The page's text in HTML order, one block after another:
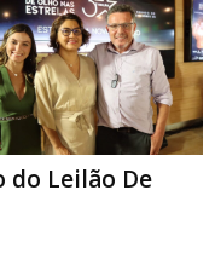
do Leilão De